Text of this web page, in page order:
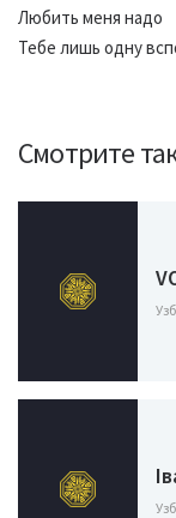
Любить меня надо
Тебе лишь одну
Смотрите